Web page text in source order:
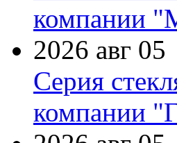
компании
2026 авг 05
Серия
компании